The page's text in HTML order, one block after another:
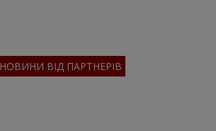
НОВИНИ ВІД ПАРТНЕРІВ